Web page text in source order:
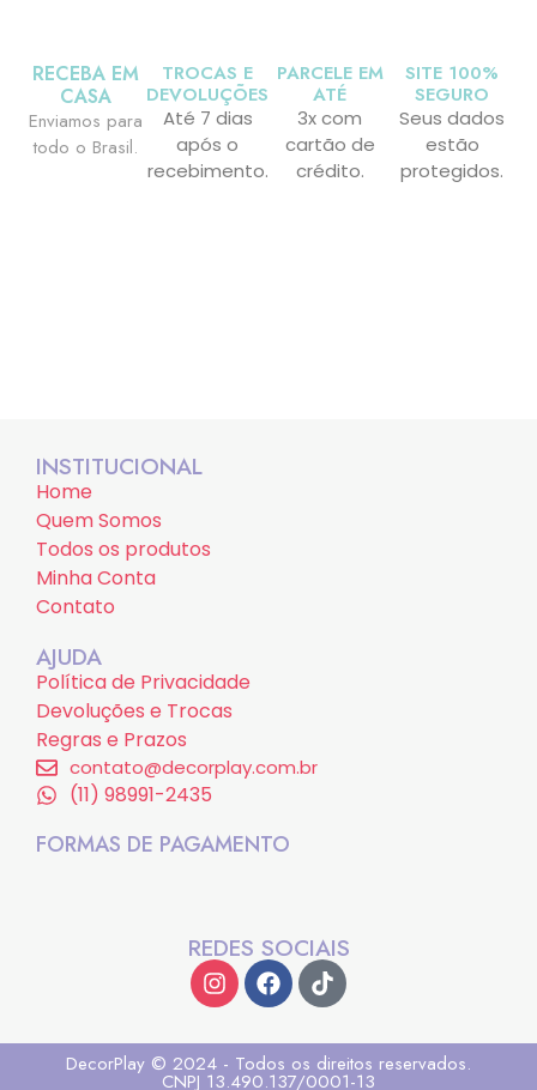
RECEBA EM
CASA
Enviamos para
todo o Brasil.
TROCAS E
DEVOLUÇÕES
Até 7 dias
após o
recebimento.
PARCELE EM
ATÉ
3x com
cartão de
crédito.
SITE 100%
SEGURO
Seus dados
estão
protegidos.
INSTITUCIONAL
Home
Quem Somos
Todos os produtos
Minha Conta
Contato
AJUDA
Política de Privacidade
Devoluções e Trocas
Regras e Prazos
contato@decorplay.com.br
(11) 98991-2435
FORMAS DE PAGAMENTO
REDES SOCIAIS
DecorPlay © 2024 - Todos os direitos reservados.
CNPJ 13.490.137/0001-13